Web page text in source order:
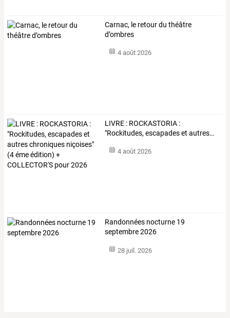
Carnac, le retour du théâtre
d’ombres
4 août 2026
LIVRE : ROCKASTORIA :
"Rockitudes, escapadeset autres…
4 août 2026
Randonnées nocturne 19
septembre 2026
28 juil. 2026